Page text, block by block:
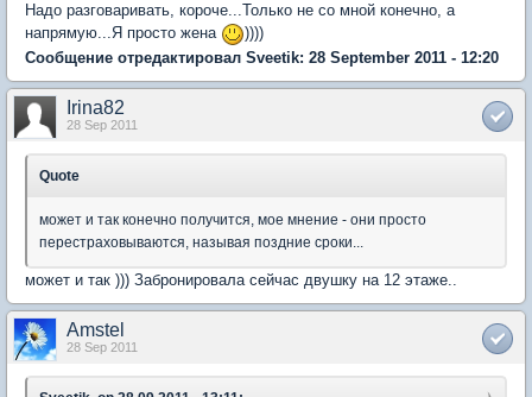
Надо разговаривать, короче...Только не со мной конечно, а
напрямую...Я просто жена
))))
Сообщение отредактировал Sveetik: 28 September 2011 - 12:20
Irina82
28 Sep 2011
Quote
может и так конечно получится, мое мнение - они просто
перестраховываются, называя поздние сроки...
может и так ))) Забронировала сейчас двушку на 12 этаже..
Amstel
28 Sep 2011